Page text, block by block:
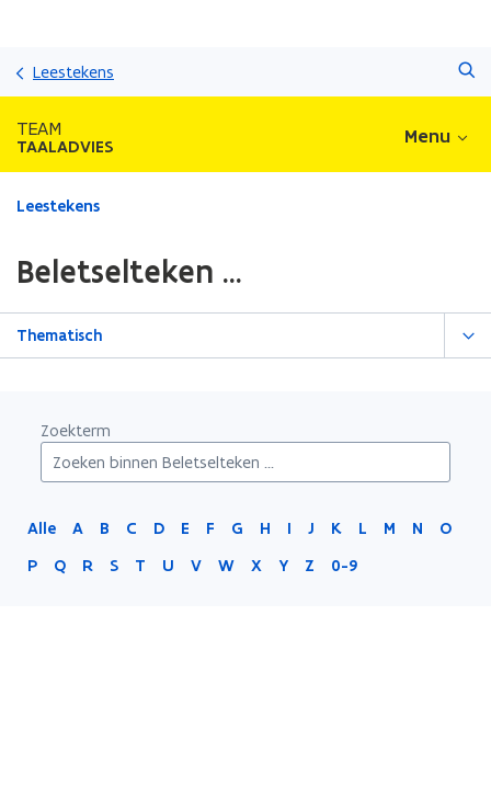
Leestekens
TEAM
TAALADVIES Menu
Gedaan
zich
op:
Beletselteken
Leestekens
Beletselteken ...
Thematisch
Zoekterm
Alle A B C D E F G H I J K L M N
O
P
Q R S T U V W X Y Z 0-9